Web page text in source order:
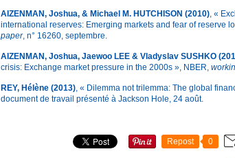
A IZENMAN, Joshua, & Michael M. HUTCHISON (2010), «
international reserves: Emerging markets and fear of reserve
paper, n° 16260, septembre.
A IZENMAN, Joshua, Jaewoo LEE & Vladyslav SUSHKO
crisis: Exchange market pressure in the 2000s », NBER,
REY, Hélène (2013), « Dilemma not trilemma: The global
document de travail présenté à Jackson Hole, 24 août.
Repost 0